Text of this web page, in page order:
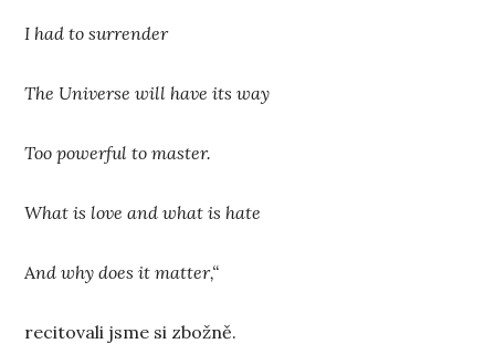
I had to surrender
The Universe will have its way
Too powerful to master.
What is love and what is hate
And why does it matter,“
recitovali jsme si zbožně.